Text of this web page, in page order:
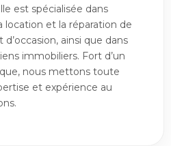
est spécialisée dans
location et la réparation de
ainsi que dans
immobiliers. Fort d’un
nous mettons toute
et expérience au